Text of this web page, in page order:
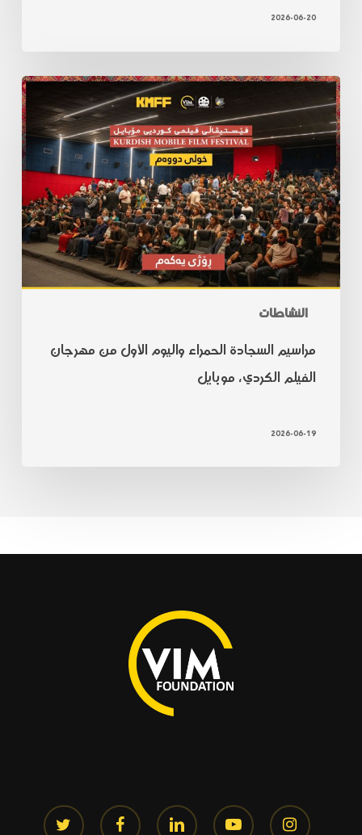
2026-06-20
النشاطات
مراسيم السجادة الحمراء واليوم الأول من مهرجان
الفيلم الكردي، موبايل
2026-06-19
twitter facebook linkedin youtubeinstagram